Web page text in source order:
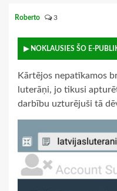
Roberto 3
▶ NOKLAUSIES ŠO E-
Kārtējos nepatīkamos
luterāņi, jo tikusi
darbību uzturējuši tā